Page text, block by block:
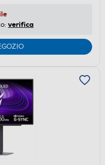
verifica